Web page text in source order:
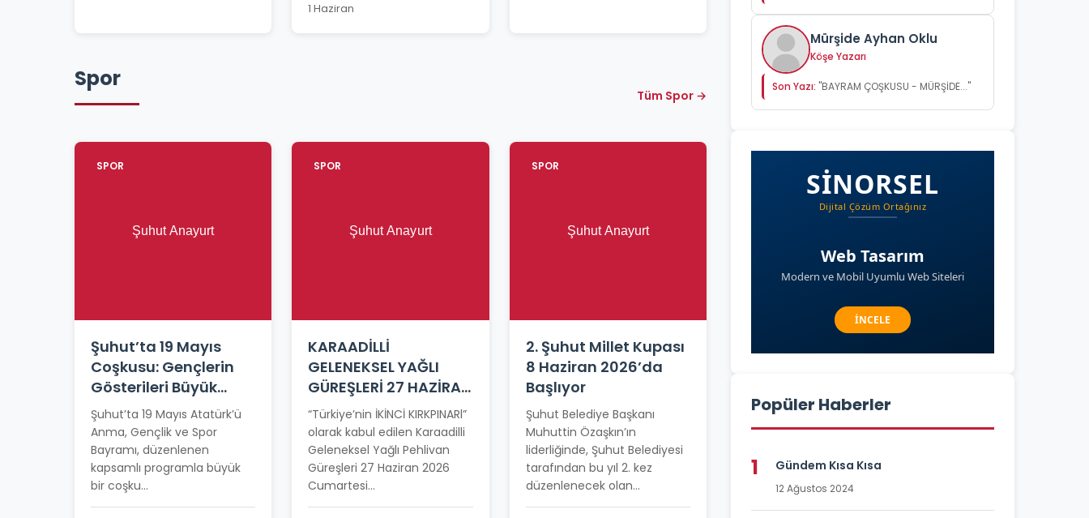
1 Haziran
Spor
Tüm Spor →
SPOR
Şuhut’ta 19 Mayıs
Coşkusu: Gençlerin
Gösterileri Büyük
Beğeni Topladı
Şuhut’ta 19 Mayıs Atatürk’ü
Anma, Gençlik ve Spor
Bayramı, düzenlenen
kapsamlı programla büyük
bir coşku...
SPOR
KARAADİLLİ
GELENEKSEL YAĞLI
GÜREŞLERİ 27 HAZİRAN
TARİHİNE ERTELENDİ
“Türkiye’nin İKİNCİ KIRKPINARl”
olarak kabul edilen Karaadilli
Geleneksel Yağlı Pehlivan
Güreşleri 27 Haziran 2026
Cumartesi...
SPOR
2. Şuhut Millet Kupası
8 Haziran 2026’da
Başlıyor
Şuhut Belediye Başkanı
Muhuttin Özaşkın’ın
liderliğinde, Şuhut Belediyesi
tarafından bu yıl 2. kez
düzenlenecek olan...
Mürşide Ayhan Oklu
Köşe Yazarı
Son Yazı: "BAYRAM ÇOŞKUSU - MÜRŞİDE..."
Popüler Haberler
1 Gündem Kısa Kısa
12 Ağustos 2024